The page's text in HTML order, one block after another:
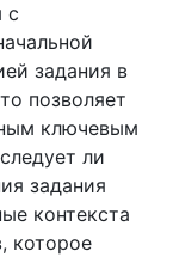
с
задания в
позволяет
ключевым
ли
задания
контекста
которое